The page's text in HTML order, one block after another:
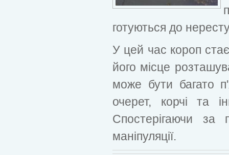
готуються до
У цей час короп
його місце
може бути багато
очерет, корчі та
Спостерігаючи за
маніпуляції.